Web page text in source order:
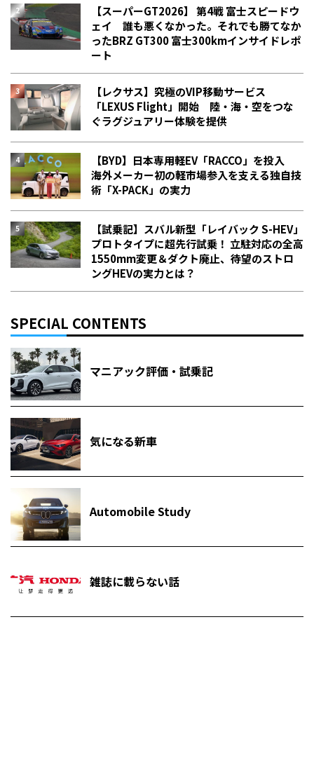
【スーパーGT2026】 第4戦 富士スピードウ
ェイ 誰も悪くなかった。それでも勝てなか
った――BRZ GT300 富士300kmインサイドレポ
ート
【レクサス】究極のVIP移動サービス
「LEXUS Flight」開始 陸・海・空をつな
ぐラグジュアリー体験を提供
【BYD】日本専用軽EV「RACCO」を投入
海外メーカー初の軽市場参入を支える独自技
術「X-PACK」の実力
【試乗記】スバル新型「レイバック S-HEV」
プロトタイプに超先行試乗！ 立駐対応の全高
1550mm変更＆ダクト廃止、待望のストロ
ングHEVの実力とは？
SPECIAL CONTENTS
マニアック評価・試乗記
気になる新車
Automobile Study
雑誌に載らない話